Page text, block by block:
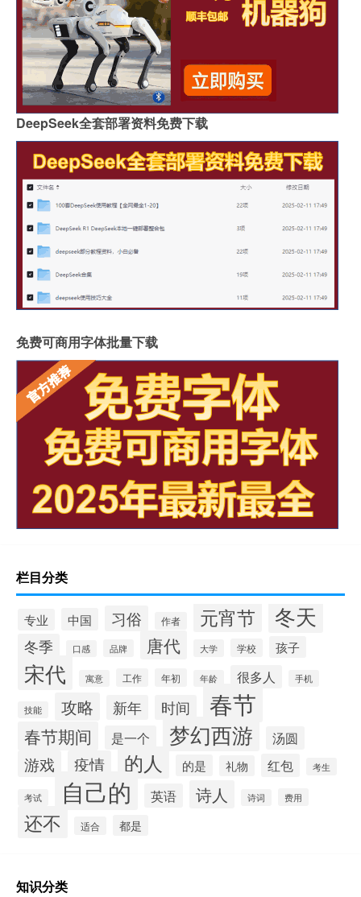
DeepSeek全套部署资料免费下载
免费可商用字体批量下载
栏目分类
专业 中国 习俗 作者 元宵节 冬天
冬季 口感 品牌 唐代 大学 学校 孩子
宋代 寓意 工作 年初 年龄 很多人 手机
技能 攻略 新年 时间 春节
春节期间 是一个 梦幻西游 汤圆
游戏 疫情 的人 的是 礼物 红包 考生
考试 自己的 英语 诗人 诗词 费用
还不 适合 都是
知识分类